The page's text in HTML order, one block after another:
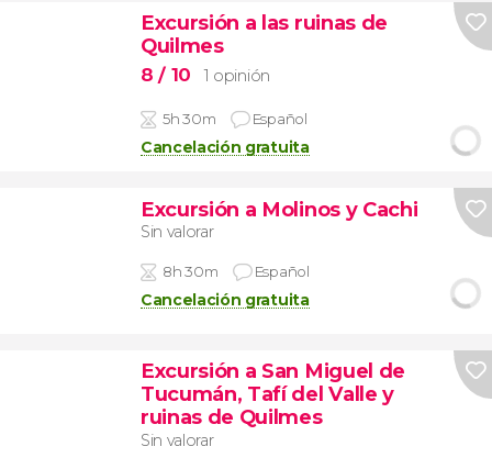
Excursión a las ruinas de
Quilmes
8/ 10 1 opinión
5h 30m Español
Cancelación gratuita
Excursión a Molinos y Cachi
Sin valorar
8h 30m Español
Cancelación gratuita
Excursión a San Miguel de
Tucumán, Tafí del Valle y
ruinas de Quilmes
Sin valorar